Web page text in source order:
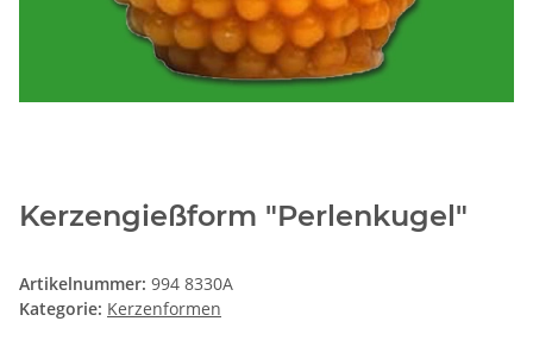
Kerzengießform "Perlenkugel"
Artikelnummer: 994 8330A
Kategorie: Kerzenformen